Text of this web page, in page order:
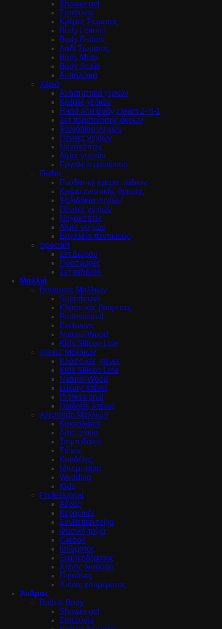
Shower gel
Σαπούνια
Κρέμες Σώματος
Body Lotions
Body Butters
Λάδι Σώματος
Body Mists
Body Scrub
Αντιηλιακά
Χέρια
Αντισηπτικά χεριών
Κρέμες χεριών
Hand and Body cream 2-in-1
Σετ περιποίησης άκρων
Ψαλιδάκια νυχιών
Πένσες νυχιών
Νυχοκόπτες
Λίμες νυχιών
Εργαλεία μανικιούρ
Πόδια
Ενυδατική κρέμα ποδιών
Κρέμα εντατικής θρέψης
Ψαλιδάκια νυχιών
Πένσες νυχιών
Νυχοκόπτες
Λίμες νυχιών
Εργαλεία πεντικιούρ
Specials
Σετ Δώρου
Προσφορές
Σετ ταξιδιού
Μαλλιά
Βούρτσες Μαλλιών
Superbrush
Κλασσικές βούρτσες
Professional
Exclusive
Natural Wood
Kids Silicon Line
Χτένες Μαλλιών
Κλασσικές χτένες
Kids Silicon Line
Natural Wood
Luxury Χτένες
Professional
Παιδικές Χτένες
Αξεσουάρ Μαλλιών
Κοκκαλάκια
Λαστιχάκια
Τσιμπιδάκια
Στέκες
Κορδέλες
Μπομπάρια
Wedding
Kids
Professional
Αέρος
Κεραμικές
Συνθετική τρίχα
Φυσική τρίχα
Carbon
Ισιώματος
Ξεμπερδέματος
Χτένες λισουάρ
Πιρούνες
Χτένες κουρέματος
Άνδρας
Bath & Body
Shower gel
Σαπούνια